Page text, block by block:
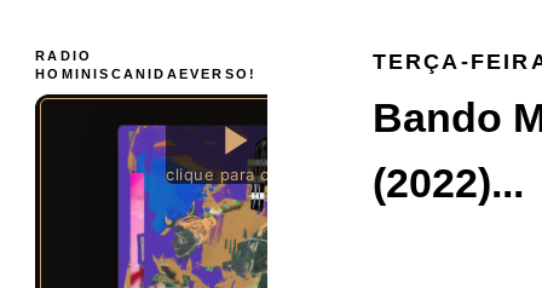
TERÇA-
Bando
(2022)...
RADIO
HOMINISCANIDAEVERSO!